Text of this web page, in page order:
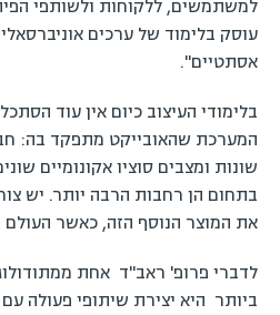
למשתמשים, ללקוחות ולשותפי
עוסק בלימוד של ערכים
אסתטיים".
בלימודי העיצוב כיום אין עוד
המערכת שהאובייקט מתפקד בה:
שונות ומצבים סוציו אקונומיים
בתחום הן רחבות הרבה יותר. יש
את המוצר הנוסף הזה, כאשר העולם
לדברי פרופ' ראב"ד אחת
ביותר היא יצירת שיתופי פעולה